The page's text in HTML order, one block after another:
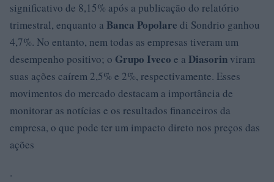
significativo de 8,15% após a publicação do relatório
trimestral, enquanto a Banca Popolare di Sondrio ganhou
4,7%. No entanto, nem todas as empresas tiveram um
desempenho positivo; o Grupo Iveco e a Diasorin viram
suas ações caírem 2,5% e 2%, respectivamente. Esses
movimentos do mercado destacam a importância de
monitorar as notícias e os resultados financeiros da
empresa, o que pode ter um impacto direto nos preços das
ações
.